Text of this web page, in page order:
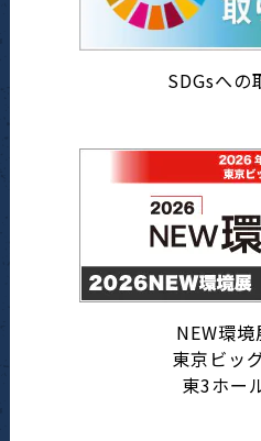
SDGsへの
NEW環
東京ビッ
東3ホー